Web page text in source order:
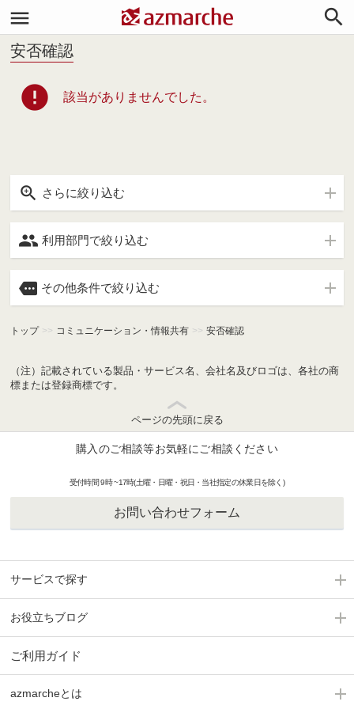


安否確認
error 該当がありませんでした。
 さらに絞り込む
 利用部門で絞り込む
 その他条件で絞り込む
トップ >> コミュニケーション・情報共有 >> 安否確認
（注）記載されている製品・サービス名、会社名及びロゴは、各社の商
標または登録商標です。
ページの先頭に戻る
購入のご相談等お気軽にご相談ください
受付時間 9時 ~17時(土曜・日曜・祝日・当社指定の休業日を除く)
お問い合わせフォーム
サービスで探す
お役立ちブログ
ご利用ガイド
azmarcheとは